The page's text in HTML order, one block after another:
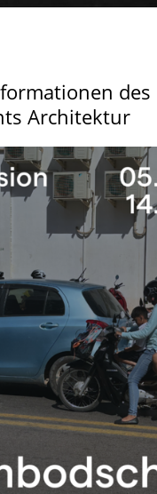
des
Architektur